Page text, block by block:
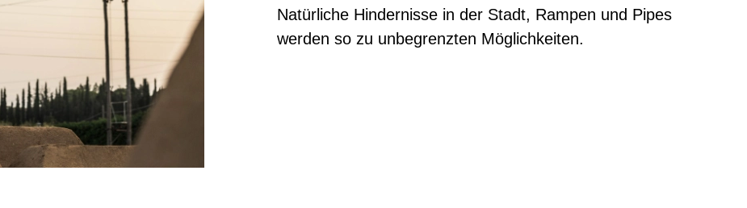
Natürliche Hindernisse in der Stadt, Rampen und Pipes
werden so zu unbegrenzten Möglichkeiten.